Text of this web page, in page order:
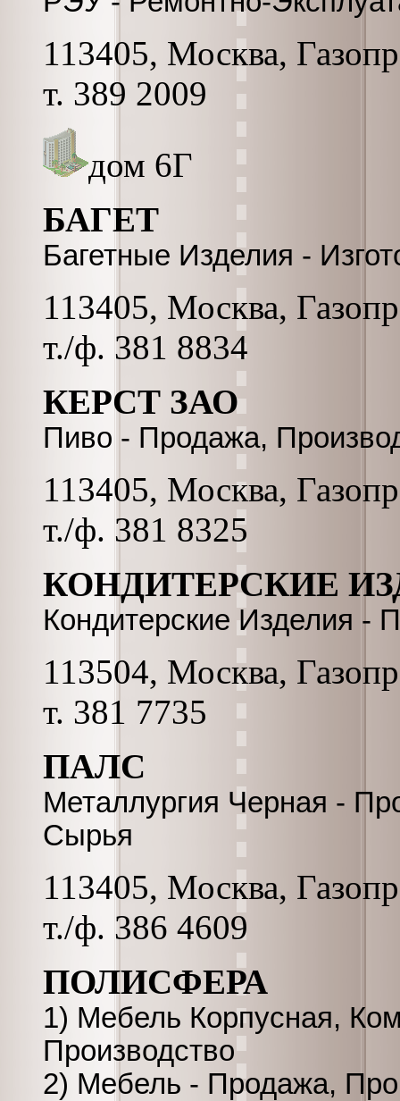
113405, Москва,
т. 389 2009
дом 6Г
БАГЕТ
Багетные Изделия -
113405, Москва,
т./ф. 381 8834
КЕРСТ ЗАО
Пиво - Продажа,
113405, Москва,
т./ф. 381 8325
КОНДИТЕРСКИЕ
Кондитерские Изделия -
113504, Москва,
т. 381 7735
ПАЛС
Металлургия Черная -
Сырья
113405, Москва,
т./ф. 386 4609
ПОЛИСФЕРА
1) Мебель Корпусная,
Производство
2) Мебель - Продажа,